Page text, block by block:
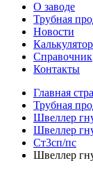
О заводе
Трубная
Новости
Справочник
Контакты
Главная
Трубная
Швеллер
Швеллер
Ст3сп/пс
Швеллер